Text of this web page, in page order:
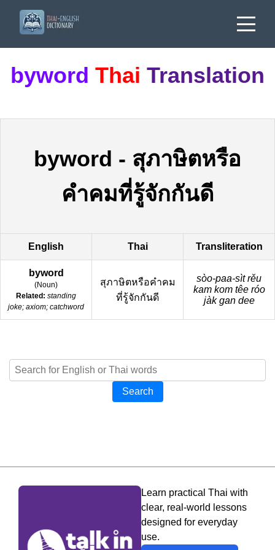
byword Thai Translation
byword - สุภาษิตหรือ
คำคมที่รู้จักกันดี
English Thai Transliteration
byword
(Noun)
Related: standing
joke; axiom; catchword
สุภาษิตหรือคำคม
ที่รู้จักกันดี
sòo-paa-sìt rěu
kam kom têe róo
jàk gan dee
Search
Learn practical Thai with
clear, real-world lessons
designed for everyday
use.